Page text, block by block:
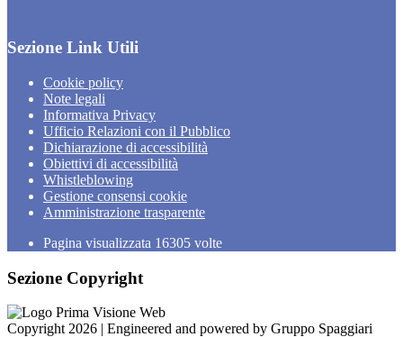
Sezione Link Utili
Cookie policy
Note legali
Informativa Privacy
Ufficio Relazioni con il Pubblico
Dichiarazione di accessibilità
Obiettivi di accessibilità
Whistleblowing
Gestione consensi cookie
Amministrazione trasparente
Pagina visualizzata 16305 volte
Sezione Copyright
Copyright 2026 | Engineered and powered by Gruppo Spaggiari